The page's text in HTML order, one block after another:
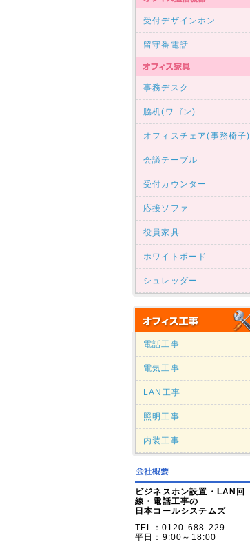
受付デザインホン
留守番電話
事務デスク
脇机(ワゴン)
オフィスチェア(事務椅子)
会議テーブル
受付カウンター
応接ソファ
役員家具
ホワイトボード
シュレッダー
電話工事
電気工事
LAN工事
照明工事
内装工事
ビジネスホン設置・LAN回
線・電話工事の
日本コールシステムズ
TEL：0120-688-229
平日：9:00～18:00